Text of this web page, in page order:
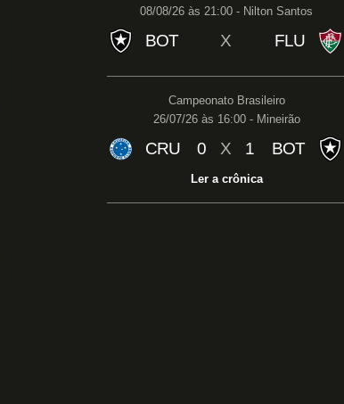
08/08/26 às 21:00 - Nilton Santos
BOT X FLU
Campeonato Brasileiro
26/07/26 às 16:00 - Mineirão
CRU 0 X 1 BOT
Ler a crônica